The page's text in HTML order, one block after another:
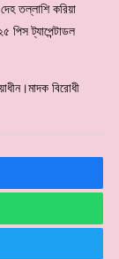
তল্লাশি করিয়া
পিস ট্যাপেন্টাডল
বিরোধী